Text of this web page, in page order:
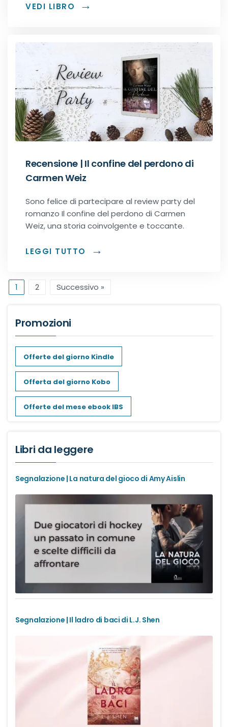
VEDI LIBRO
Recensione | Il confine del perdono di
Carmen Weiz
Sono felice di partecipare al review party del
romanzo Il confine del perdono di Carmen
Weiz, una storia coinvolgente e toccante.
LEGGI TUTTO
1 2 Successivo »
Promozioni
Offerte del giorno Kindle
Offerta del giorno Kobo
Offerte del mese ebook IBS
Libri da leggere
Segnalazione | La natura del gioco di Amy Aislin
Segnalazione | Il ladro di baci di L.J. Shen